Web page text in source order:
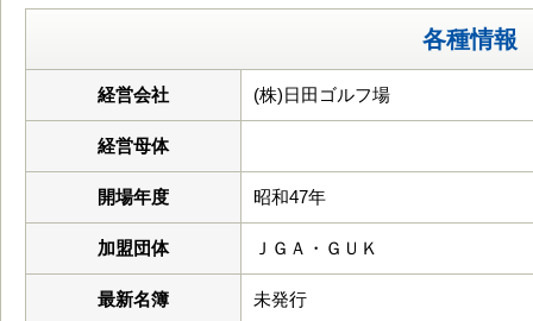
各種情報
経営会社 (株)日田ゴルフ場
経営母体
開場年度 昭和47年
加盟団体 ＪＧＡ・ＧＵＫ
最新名簿 未発行